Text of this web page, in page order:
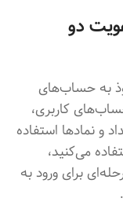
دو
به حساب‌های
کاربری،
و نمادها استفاده
می‌کنید،
برای ورود به